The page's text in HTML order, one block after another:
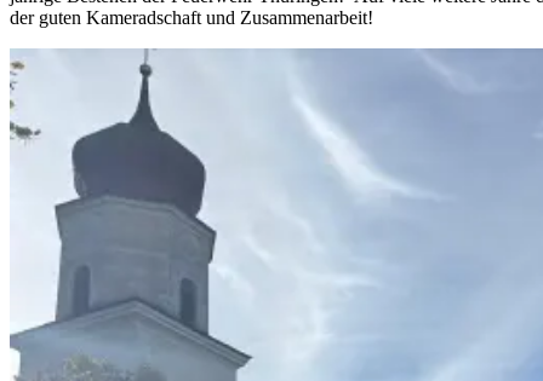
der guten Kameradschaft und Zusammenarbeit!